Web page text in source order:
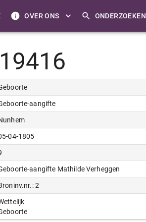
OVER ONS ONDERZOEKEN
aangifte
04-1805
aangifte Mathilde Verheggen
2